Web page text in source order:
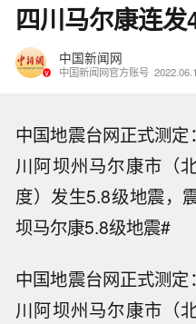
四川马尔康连发
中国新闻网
中国新闻网官方账号
中国地震台网正式测
川阿坝州马尔康市（
度）发生5.8级地震，
坝马尔康5.8级地震#
中国地震台网正式测
川阿坝州马尔康市（